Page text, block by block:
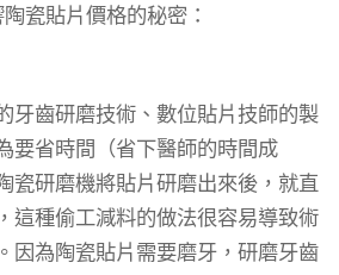
瓷貼片價格的秘密：
牙齒研磨技術、數位貼片技師的製
要省時間（省下醫師的時間成
瓷研磨機將貼片研磨出來後，就直
這種偷工減料的做法很容易導致術
因為陶瓷貼片需要磨牙，研磨牙齒